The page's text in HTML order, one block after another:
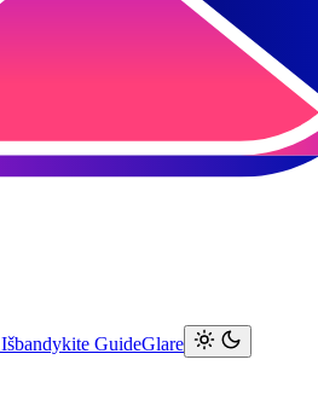
Išbandykite GuideGlare